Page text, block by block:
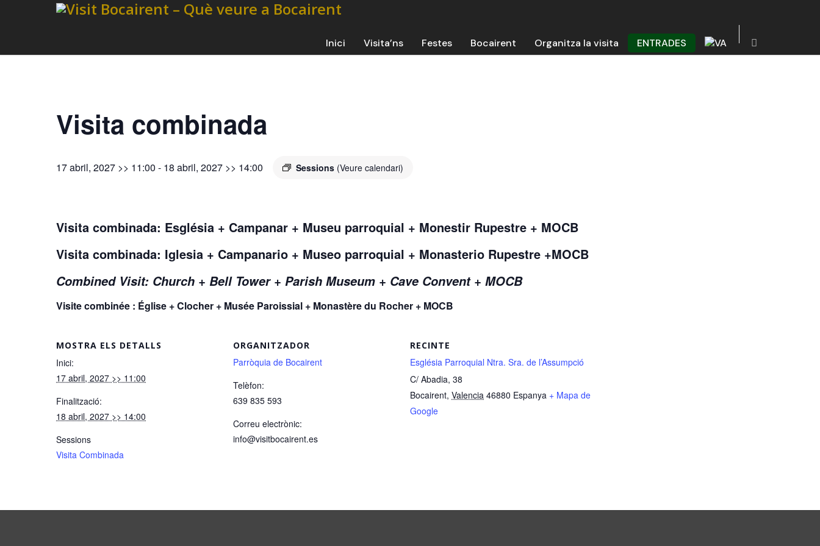
Inici Visita’ns Festes Bocairent Organitza la visita ENTRADES
Visita combinada
17 abril, 2027 >> 11:00 - 18 abril, 2027 >> 14:00 Sessions (Veure calendari)
Visita combinada: Església + Campanar + Museu parroquial + Monestir Rupestre + MOCB
Visita combinada: Iglesia + Campanario + Museo parroquial + Monasterio Rupestre +MOCB
Combined Visit: Church + Bell Tower + Parish Museum + Cave Convent + MOCB
Visite combinée : Église + Clocher + Musée Paroissial + Monastère du Rocher + MOCB
MOSTRA ELS DETALLS
Inici:
17 abril, 2027 >> 11:00
Finalització:
18 abril, 2027 >> 14:00
Sessions
Visita Combinada
ORGANITZADOR
Parròquia de Bocairent
Telèfon:
639 835 593
Correu electrònic:
info@visitbocairent.es
RECINTE
Església Parroquial Ntra. Sra. de l’Assumpció
C/ Abadia, 38
Bocairent, Valencia 46880 Espanya + Mapa de
Google